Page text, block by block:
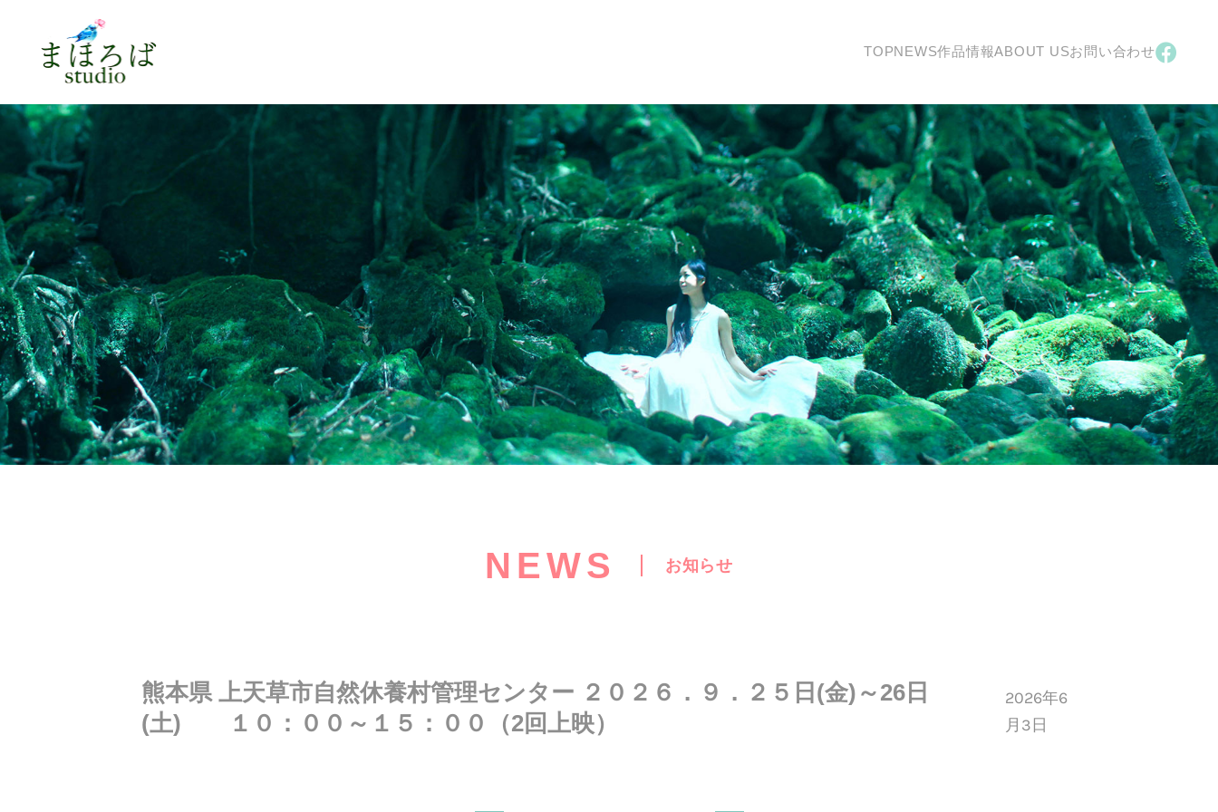
TOPNEWS作品情報ABOUT USお問い合わせ
NEWS お知らせ
熊本県 上天草市自然休養村管理センター ２０２６．９．２５日(金)～26日
(土) １０：００～１５：００（2回上映）
2026年6
月3日